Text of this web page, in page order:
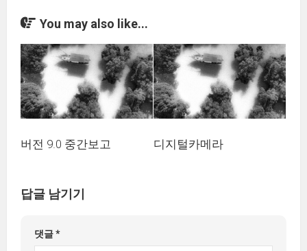
You may also like...
버전 9.0 중간보고 디지털카메라
답글 남기기
댓글*